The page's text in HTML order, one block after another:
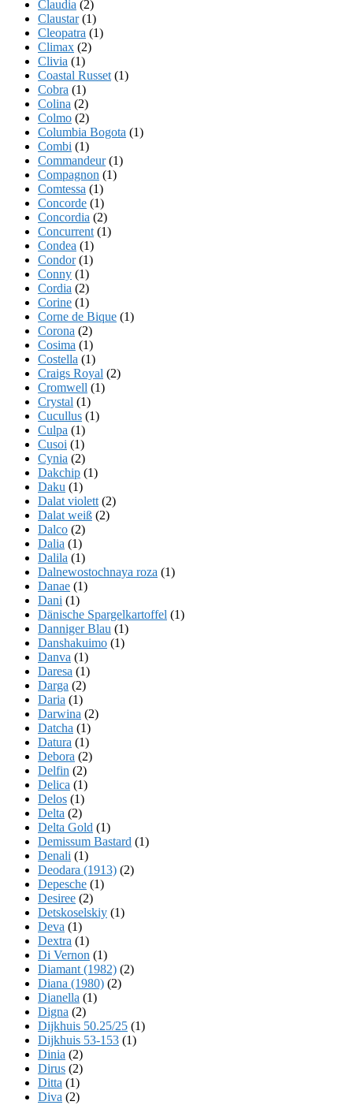
Claudia (2)
Claustar(1)
Cleopatra (1)
Climax (2)
Clivia (1)
Coastal Russet (1)
Cobra (1)
Colina (2)
Colmo (2)
Columbia Bogota (1)
Combi (1)
Commandeur(1)
Compagnon (1)
Comtessa (1)
Concorde (1)
Concordia (2)
Concurrent (1)
Condea (1)
Condor(1)
Conny (1)
Cordia (2)
Corine (1)
Corne de Bique (1)
Corona (2)
Cosima (1)
Costella (1)
Craigs Royal (2)
Cromwell (1)
Crystal (1)
Cucullus (1)
Culpa (1)
Cusoi (1)
Cynia (2)
Dakchip (1)
Daku (1)
Dalat violett (2)
Dalat weiß (2)
Dalco (2)
Dalia (1)
Dalila (1)
Dalnewostochnaya roza (1)
Danae (1)
Dani (1)
Dänische Spargelkartoffel (1)
Danniger Blau (1)
Danshakuimo (1)
Danva (1)
Daresa (1)
Darga (2)
Daria (1)
Darwina (2)
Datcha (1)
Datura (1)
Debora (2)
Delfin (2)
Delica (1)
Delos (1)
Delta (2)
Delta Gold (1)
Demissum Bastard (1)
Denali (1)
Deodara (1913) (2)
Depesche (1)
Desiree (2)
Detskoselskiy (1)
Deva (1)
Dextra (1)
Di Vernon (1)
Diamant (1982) (2)
Diana (1980) (2)
Dianella (1)
Digna (2)
Dijkhuis 50.25/25 (1)
Dijkhuis 53-153 (1)
Dinia (2)
Dirus (2)
Ditta (1)
Diva (2)